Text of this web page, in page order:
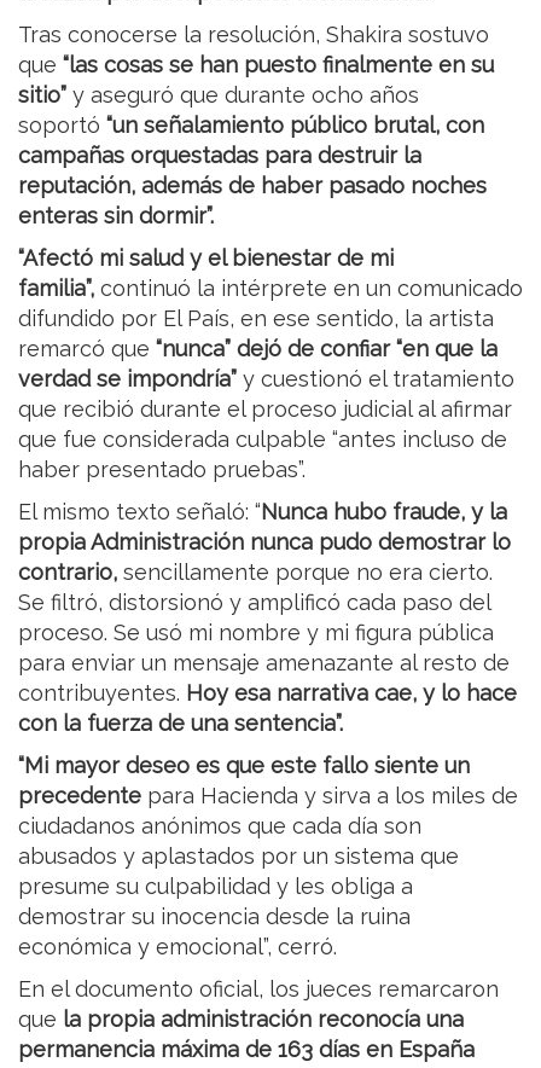
Tras conocerse la resolución, Shakira sostuvo
que “las cosas se han puesto finalmente en su
sitio” y aseguró que durante ocho años
soportó “un señalamiento público brutal, con
campañas orquestadas para destruir la
reputación, además de haber pasado noches
enteras sin dormir”.
“Afectó mi salud y el bienestar de mi
familia”, continuó la intérprete en un comunicado
difundido por El País, en ese sentido, la artista
remarcó que “nunca” dejó de confiar “en que la
verdad se impondría” y cuestionó el tratamiento
que recibió durante el proceso judicial al afirmar
que fue considerada culpable “antes incluso de
haber presentado pruebas”.
El mismo texto señaló: “Nunca hubo fraude, y la
propia Administración nunca pudo demostrar lo
contrario, sencillamente porque no era cierto.
Se filtró, distorsionó y amplificó cada paso del
proceso. Se usó mi nombre y mi figura pública
para enviar un mensaje amenazante al resto de
contribuyentes. Hoy esa narrativa cae, y lo hace
con la fuerza de una sentencia”.
“Mi mayor deseo es que este fallo siente un
precedente para Hacienda y sirva a los miles de
ciudadanos anónimos que cada día son
abusados y aplastados por un sistema que
presume su culpabilidad y les obliga a
demostrar su inocencia desde la ruina
económica y emocional”, cerró.
En el documento oficial, los jueces remarcaron
que la propia administración reconocía una
permanencia máxima de 163 días en España